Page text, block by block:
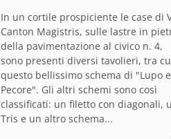
In un cortile prospiciente le case di
Canton Magistris, sulle lastre in
della pavimentazione al civico n. 4,
sono presenti diversi tavolieri, tra
questo bellissimo schema di "Lupo e
Pecore". Gli altri schemi sono così
classificati: un filetto con diagonali,
Tris e un altro schema...